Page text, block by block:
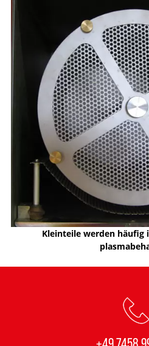
Kleinteile werden häufig
+49 7458